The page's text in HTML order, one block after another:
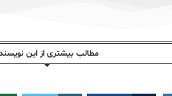
مطالب بیشتری از این